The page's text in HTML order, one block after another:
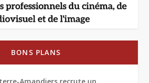
BONS PLANS